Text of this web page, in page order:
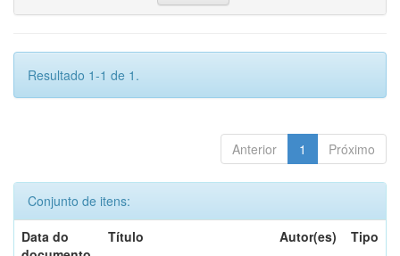
Resultado 1-1 de 1.
Anterior 1 Próximo
Conjunto de itens:
Data do
Título Autor(es) Tipo